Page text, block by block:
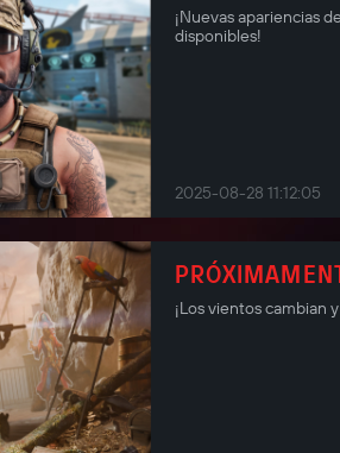
¡Nuevas apariencias
disponibles!
2025-08-28 11:12:05
¡Los vientos cambian